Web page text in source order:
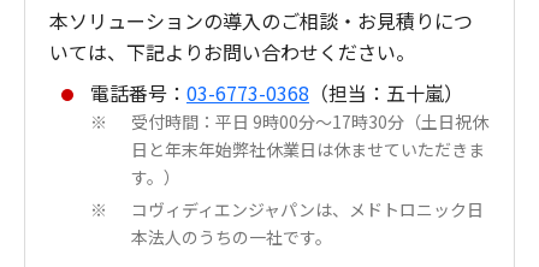
本ソリューションの導入のご相談・お見積りにつ
いては、下記よりお問い合わせください。
電話番号： 03-6773-0368 （担当：五十嵐）
※
受付時間：平日 9時00分～17時30分（土日祝休
日と年末年始弊社休業日は休ませていただきま
す。）
※
コヴィディエンジャパンは、メドトロニック日
本法人のうちの一社です。